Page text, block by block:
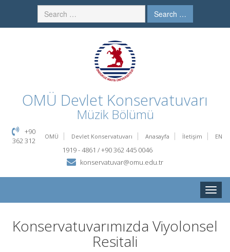
Search …
OMÜ Devlet Konservatuvarı
Müzik Bölümü
OMÜ Devlet Konservatuvarı Anasayfa İletişim EN
+90
362 312
1919 - 4861 / +90 362 445 0046
konservatuvar@omu.edu.tr
Toggle
Konservatuvarımızda Viyolonsel
Resitali